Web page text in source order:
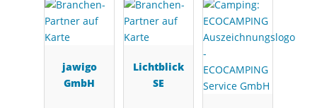
jawigo
GmbH
Lichtblick
SE